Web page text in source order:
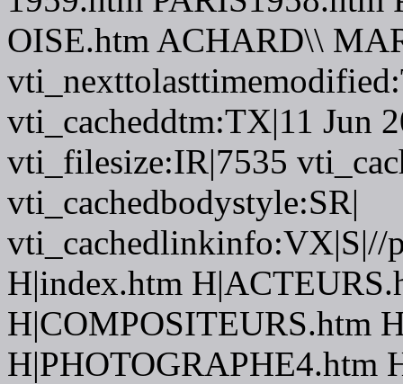
OISE.htm ACHARD\\
vti_cacheddtm:TX|11 Jun
vti_filesize:IR|7535
vti_cachedbodystyle:SR|
vti_cachedlinkinfo:VX|S|//
H|index.htm
H|COMPOSITEURS.htm
H|PHOTOGRAPHE4.htm